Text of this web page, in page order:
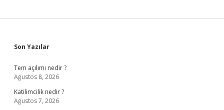
Sidebar
Son Yazılar
Tem açılımı nedir ?
Ağustos 8, 2026
Katilimcilik nedir ?
Ağustos 7, 2026